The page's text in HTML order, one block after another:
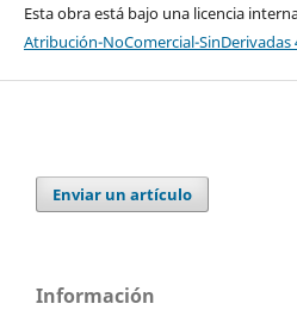
Esta obra está bajo una licencia
Atribución-NoComercial-SinDerivadas
Enviar un artículo
Información